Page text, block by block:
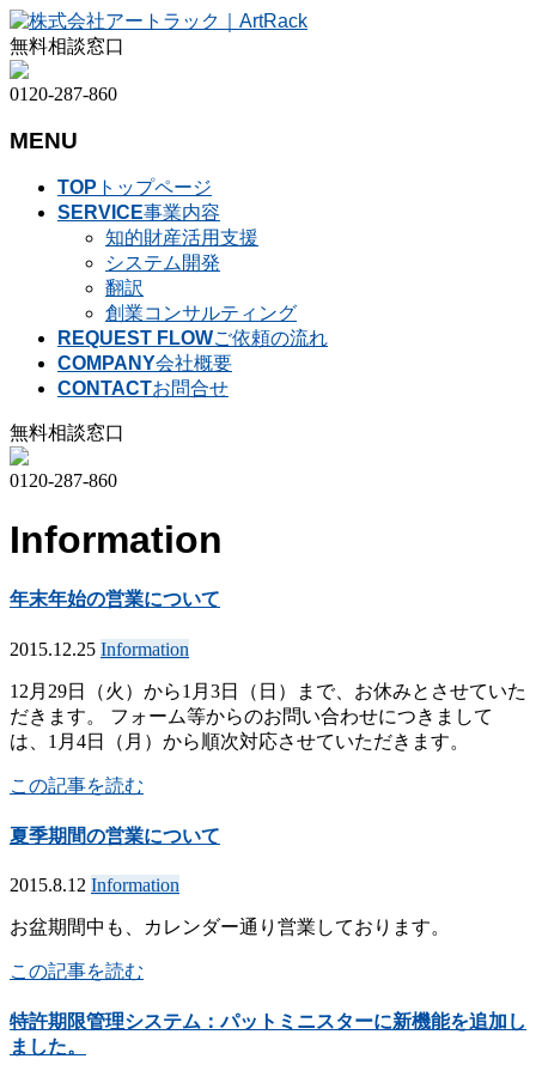
無料相談窓口
0120-287-860
MENU
TOP トップページ
SERVICE事業内容
知的財産活用支援
システム開発
翻訳
創業コンサルティング
REQUEST FLOWご依頼の流れ
COMPANY会社概要
CONTACTお問合せ
無料相談窓口
0120-287-860
Information
年末年始の営業について
2015.12.25 Information
12月29日（火）から1月3日（日）まで、お休みとさせていた
だきます。 フォーム等からのお問い合わせにつきまして
は、1月4日（月）から順次対応させていただきます。
この記事を読む
夏季期間の営業について
2015.8.12 Information
お盆期間中も、カレンダー通り営業しております。
この記事を読む
特許期限管理システム：パットミニスターに新機能を追加し
ました。